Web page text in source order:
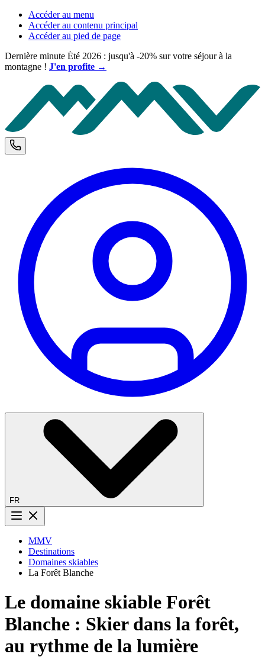
Accéder au menu
Accéder au contenu principal
Accéder au pied de page
Dernière minute Été 2026 : jusqu'à -20% sur votre séjour à la
montagne ! J'en profite →
Téléphone et horaires d'ouverture
FR
Bouton menu
MMV
Destinations
Domaines skiables
La Forêt Blanche
Le domaine skiable Forêt
Blanche : Skier dans la forêt,
au rythme de la lumière